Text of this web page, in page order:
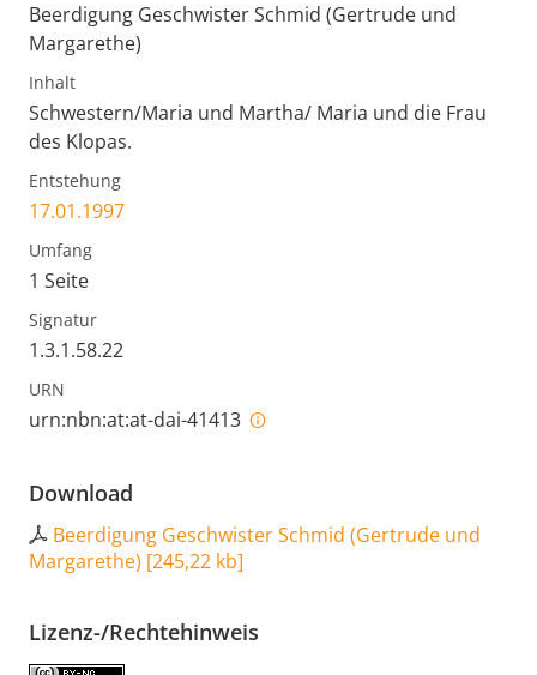
Beerdigung Geschwister Schmid (Gertrude und
Margarethe)
Inhalt
Schwestern/Maria und Martha/ Maria und die Frau
des Klopas.
Entstehung
17.01.1997
Umfang
1 Seite
Signatur
1.3.1.58.22
URN
urn:nbn:at:at-dai-41413
Download
Beerdigung Geschwister Schmid (Gertrude und
Margarethe) [245,22 kb]
Lizenz-/Rechtehinweis